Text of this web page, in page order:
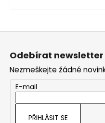
Z
Odebírat newsletter
Nezmeškejte žádné
E-mail
PŘIHLÁSIT SE